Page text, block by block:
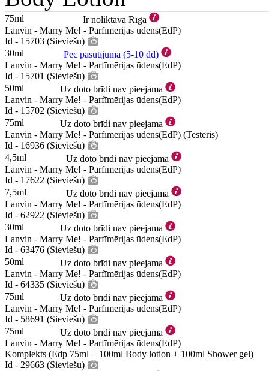
75ml
Ir noliktavā Rīgā
Lanvin - Marry Me! - Parfīmērijas ūdens(EdP)
Id - 15703 (Sieviešu)
30ml
Pēc pasūtījuma (5-10 dd)
Lanvin - Marry Me! - Parfīmērijas ūdens(EdP)
Id - 15701 (Sieviešu)
50ml
Uz doto brīdi nav pieejama
Lanvin - Marry Me! - Parfīmērijas ūdens(EdP)
Id - 15702 (Sieviešu)
75ml
Uz doto brīdi nav pieejama
Lanvin - Marry Me! - Parfīmērijas ūdens(EdP) (Testeris)
Id - 16936 (Sieviešu)
4,5ml
Uz doto brīdi nav pieejama
Lanvin - Marry Me! - Parfīmērijas ūdens(EdP)
Id - 17622 (Sieviešu)
7,5ml
Uz doto brīdi nav pieejama
Lanvin - Marry Me! - Parfīmērijas ūdens(EdP)
Id - 62922 (Sieviešu)
30ml
Uz doto brīdi nav pieejama
Lanvin - Marry Me! - Parfīmērijas ūdens(EdP)
Id - 63476 (Sieviešu)
50ml
Uz doto brīdi nav pieejama
Lanvin - Marry Me! - Parfīmērijas ūdens(EdP)
Id - 64335 (Sieviešu)
75ml
Uz doto brīdi nav pieejama
Lanvin - Marry Me! - Parfīmērijas ūdens(EdP)
Id - 58691 (Sieviešu)
75ml
Uz doto brīdi nav pieejama
Lanvin - Marry Me! - Parfīmērijas ūdens(EdP)
Komplekts (Edp 75ml + 100ml Body lotion + 100ml Shower gel)
Id - 29663 (Sieviešu)